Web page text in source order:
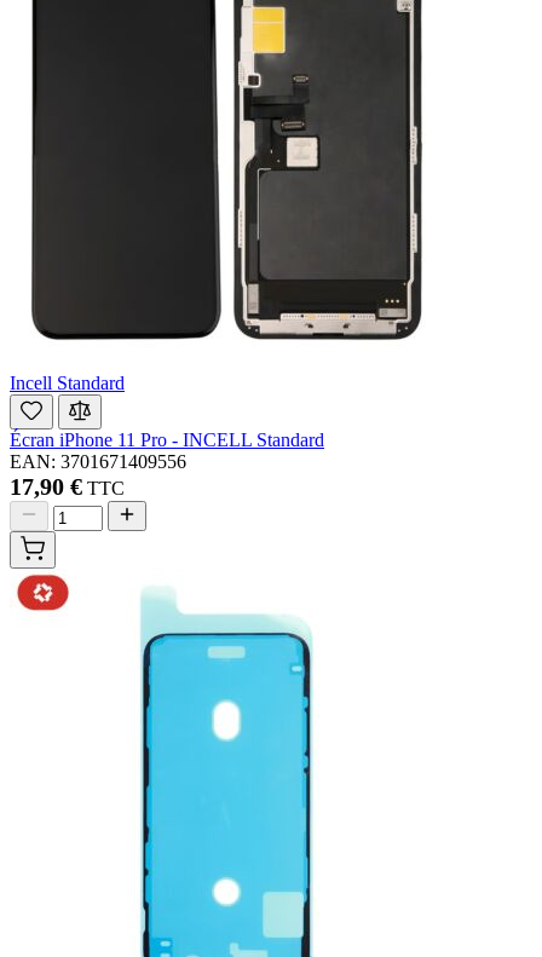
Incell Standard
Écran iPhone 11 Pro - INCELL Standard
EAN: 3701671409556
17,90 € TTC